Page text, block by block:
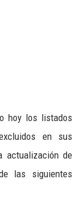
hoy los listados
en sus
actualización de
las siguientes